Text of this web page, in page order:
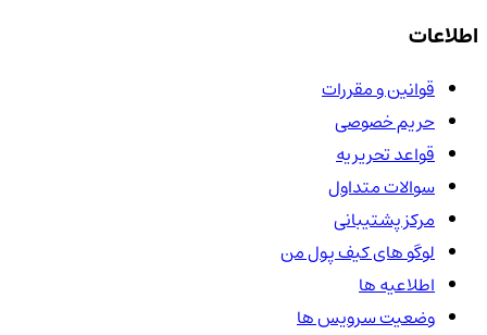
اطلاعات
قوانین و مقررات
حریم خصوصی
قواعد تحریریه
سوالات متداول
مرکز پشتیبانی
لوگو های کیف پول من
اطلاعیه ها
وضعیت سرویس ها